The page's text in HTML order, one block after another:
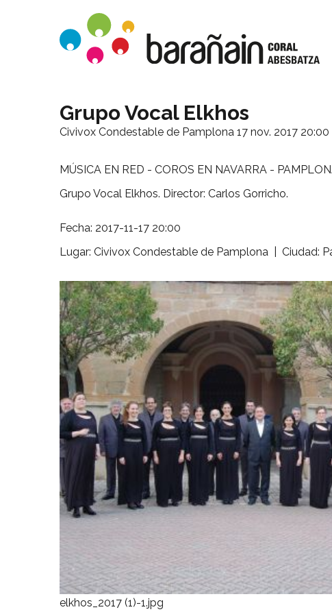
Grupo Vocal Elkhos
Civivox Condestable de Pamplona 17 nov. 2017 20:00
MÚSICA EN RED - COROS EN NAVARRA -
Grupo Vocal Elkhos. Director: Carlos Gorricho.
Fecha: 2017-11-17 20:00
Lugar: Civivox Condestable de Pamplona | Ciudad:
elkhos_2017 (1)-1.jpg